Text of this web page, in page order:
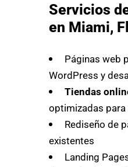
Servicios
en Miami,
Páginas web
WordPress y
Tiendas
optimizadas para
Rediseño de
existentes
Landing